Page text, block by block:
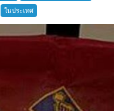
าณ
รปราการ
ในประเทศ